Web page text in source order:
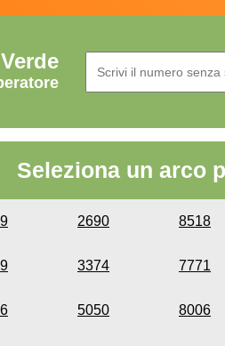
Seleziona un arco
2690 8518
3374 7771
5050 8006